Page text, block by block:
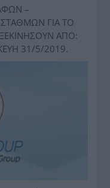
–
ΓΙΑ ΤΟ
ΑΠΟ:
31/5/2019.